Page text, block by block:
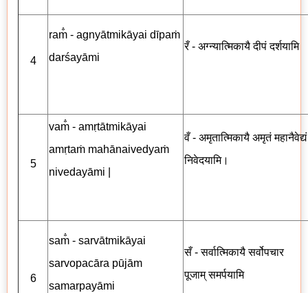
4
ram̐ - agnyātmikāyai dīpaṁ
darśayāmi
रँ - अग्न्यात्मिकायै दीपं दर्शयामि
5
vam̐ - amṛtātmikāyai
amṛtaṁ mahānaivedyaṁ
nivedayāmi |
वँ - अमृतात्मिकायै अमृतं महानैवेद्यं
निवेदयामि।
6
sam̐ - sarvātmikāyai
sarvopacāra pūjām
samarpayāmi
सँ - सर्वात्मिकायै सर्वोपचार
पूजाम् समर्पयामि